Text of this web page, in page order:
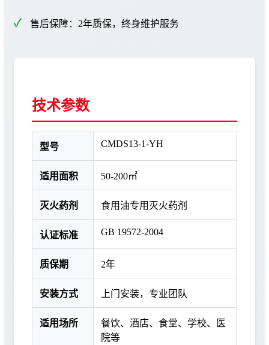
售后保障：2年质保，终身维护服务
技术参数
型号 CMDS13-1-YH
适用面积 50-200㎡
灭火药剂 食用油专用灭火药剂
认证标准 GB 19572-2004
质保期 2年
安装方式 上门安装，专业团队
适用场所
餐饮、酒店、食堂、学校、医
院等